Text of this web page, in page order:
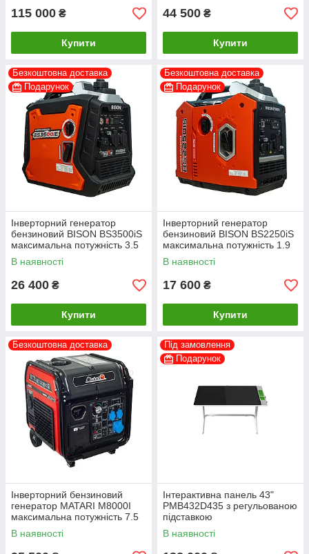
115 000 ₴
Купити
44 500 ₴
Купити
Безкоштовна доставка
Подарунок
Інверторний генератор
бензиновий BISON BS3500iS
максимальна потужність 3.5
кВт
В наявності
26 400 ₴
Купити
Безкоштовна доставка
Подарунок
Інверторний генератор
бензиновий BISON BS2250iS
максимальна потужність 1.9
кВт
В наявності
17 600 ₴
Купити
Безкоштовна доставка
Інверторний бензиновий
генератор MATARI M8000I
максимальна потужність 7.5
кВт
В наявності
Під замовлення
Подарунок
Інтерактивна панель 43"
PMB432D435 з регульованою
підставкою
В наявності